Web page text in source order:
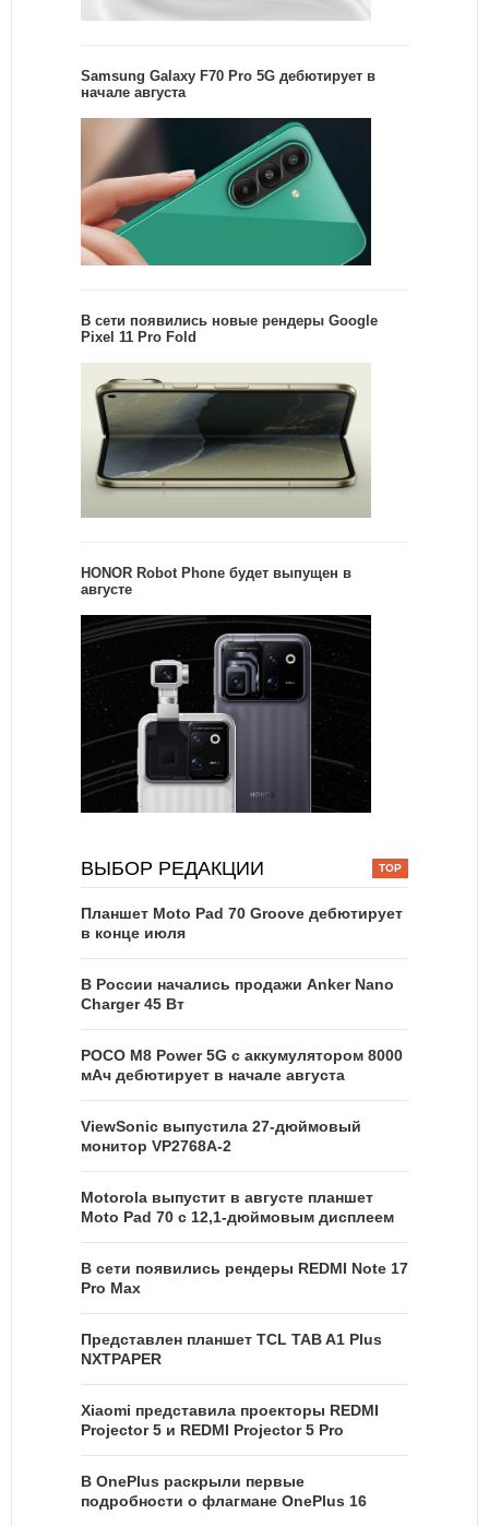
Samsung Galaxy F70 Pro 5G дебютирует в
начале августа
В сети появились новые рендеры Google
Pixel 11 Pro Fold
HONOR Robot Phone будет выпущен в
августе
ВЫБОР РЕДАКЦИИ
Планшет Moto Pad 70 Groove дебютирует
в конце июля
В России начались продажи Anker Nano
Charger 45 Вт
POCO M8 Power 5G с аккумулятором 8000
мАч дебютирует в начале августа
ViewSonic выпустила 27-дюймовый
монитор VP2768A-2
Motorola выпустит в августе планшет
Moto Pad 70 с 12,1-дюймовым дисплеем
В сети появились рендеры REDMI Note 17
Pro Max
Представлен планшет TCL TAB A1 Plus
NXTPAPER
Xiaomi представила проекторы REDMI
Projector 5 и REDMI Projector 5 Pro
В OnePlus раскрыли первые
подробности о флагмане OnePlus 16